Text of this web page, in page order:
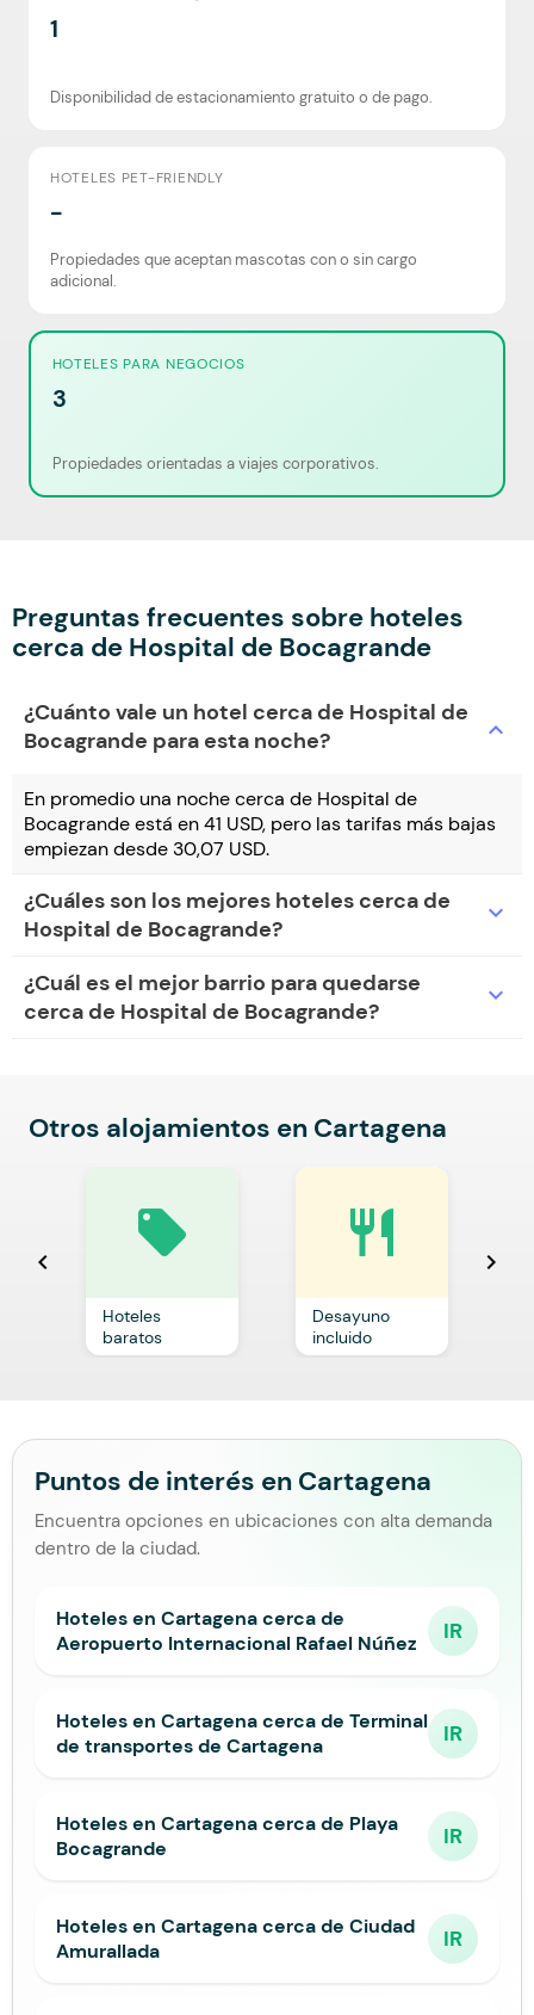
1
Disponibilidad de estacionamiento gratuito o de pago.
HOTELES PET-FRIENDLY
-
Propiedades que aceptan mascotas con o sin cargo
adicional.
HOTELES PARA NEGOCIOS
3
Propiedades orientadas a viajes corporativos.
Preguntas frecuentes sobre hoteles
cerca de Hospital de Bocagrande
¿Cuánto vale un hotel cerca de Hospital de
Bocagrande para esta noche?
expand_more
En promedio una noche cerca de Hospital de
Bocagrande está en 41 USD, pero las tarifas más bajas
empiezan desde 30,07 USD.
¿Cuáles son los mejores hoteles cerca de
Hospital de Bocagrande?
expand_more
¿Cuál es el mejor barrio para quedarse
cerca de Hospital de Bocagrande?
expand_more
Otros alojamientos en Cartagena
chevron_left
local_offer
Hoteles
baratos
restaurant
Desayuno
incluido
chevron_right
Puntos de interés en Cartagena
Encuentra opciones en ubicaciones con alta demanda
dentro de la ciudad.
Hoteles en Cartagena cerca de
Aeropuerto Internacional Rafael Núñez
IR
Hoteles en Cartagena cerca de Terminal
de transportes de Cartagena
IR
Hoteles en Cartagena cerca de Playa
Bocagrande
IR
Hoteles en Cartagena cerca de Ciudad
Amurallada
IR